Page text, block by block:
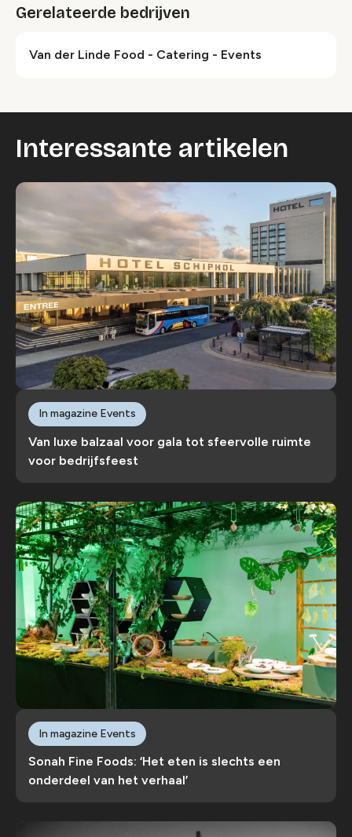
Gerelateerde bedrijven
Van der Linde Food - Catering - Events
Interessante artikelen
Van luxe balzaal voor gala tot sfeervolle ruimte
voor bedrijfsfeest
In magazine Events
Sonah Fine Foods: ‘Het eten is slechts een
onderdeel van het verhaal’
In magazine Events